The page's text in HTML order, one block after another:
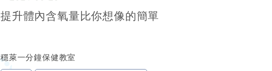
提升體內含氧量比你想像的簡單
穩萊一分鐘保健教室